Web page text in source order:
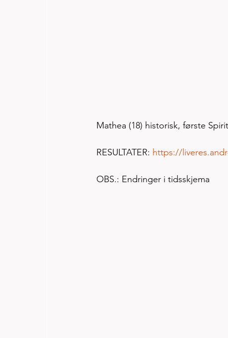
Mathea (18) historisk, første
RESULTATER: https://
OBS.: Endringer i tidsskjema